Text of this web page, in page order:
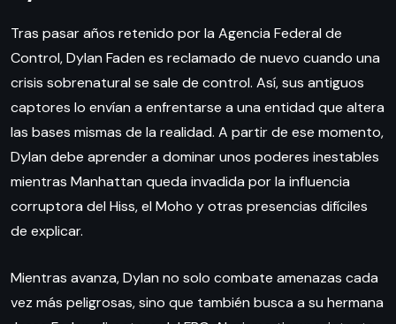
Tras pasar años retenido por la Agencia Federal de
Control, Dylan Faden es reclamado de nuevo cuando una
crisis sobrenatural se sale de control. Así, sus antiguos
captores lo envían a enfrentarse a una entidad que altera
las bases mismas de la realidad. A partir de ese momento,
Dylan debe aprender a dominar unos poderes inestables
mientras Manhattan queda invadida por la influencia
corruptora del Hiss, el Moho y otras presencias difíciles
de explicar.
Mientras avanza, Dylan no solo combate amenazas cada
vez más peligrosas, sino que también busca a su hermana